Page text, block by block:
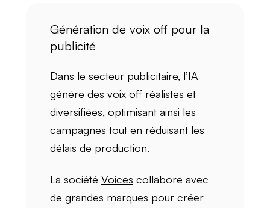
Génération de voix off pour la
publicité
Dans le secteur publicitaire, l’IA
génère des voix off réalistes et
diversifiées, optimisant ainsi les
campagnes tout en réduisant les
délais de production.
La société Voices collabore avec
de grandes marques pour créer